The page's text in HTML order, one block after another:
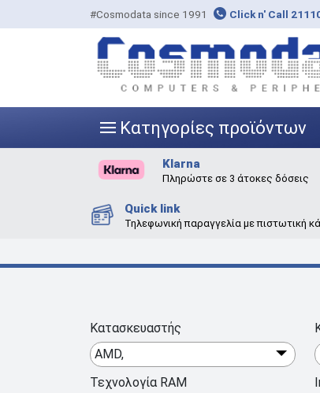
#Cosmodata since 1991 Click n' Call
||| Κατηγορίες προϊόντων
Klarna
Πληρώστε σε 3 άτοκες δόσεις
Quick link
Τηλεφωνική παραγγελία με πιστωτική
Κατασκευαστής
AMD,
Τεχνολογία RAM